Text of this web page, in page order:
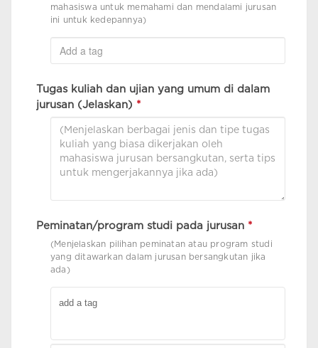
mahasiswa untuk memahami dan mendalami jurusan
ini untuk kedepannya)
Tugas kuliah dan ujian yang umum di dalam
jurusan (Jelaskan) *
Peminatan/program studi pada jurusan *
(Menjelaskan pilihan peminatan atau program studi
yang ditawarkan dalam jurusan bersangkutan jika
ada)